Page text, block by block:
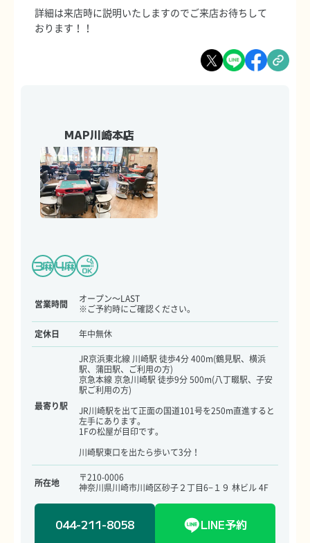
詳細は来店時に説明いたしますのでご来店お待ちして
おります！！
MAP川崎本店
営業時間
オープン～LAST
※ご予約時にご確認ください。
定休日
年中無休
最寄り駅
JR京浜東北線 川崎駅 徒歩4分 400m(鶴見駅、横浜
駅、蒲田駅、ご利用の方)
京急本線 京急川崎駅 徒歩9分 500m(八丁畷駅、子安
駅ご利用の方)
JR川崎駅を出て正面の国道101号を250m直進すると
左手にあります。
1Fの松屋が目印です。
川崎駅東口を出たら歩いて3分！
所在地
〒210-0006
神奈川県川崎市川崎区砂子２丁目6−１９ 林ビル 4F
044-211-8058 LINE予約